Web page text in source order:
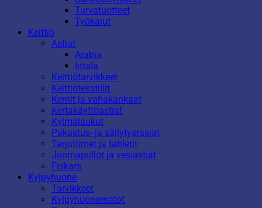
Turvatuotteet
Työkalut
Keittiö
Astiat
Arabia
Iittala
Keittiötarvikkeet
Keittiötekstiilit
Kernit ja vahakankaat
Kertakäyttöastiat
Kylmälaukut
Pakastus- ja säilytysrasiat
Tarjottimet ja tabletit
Juomapullot ja vesiastiat
Fiskars
Kylpyhuone
Tarvikkeet
Kylpyhuonematot